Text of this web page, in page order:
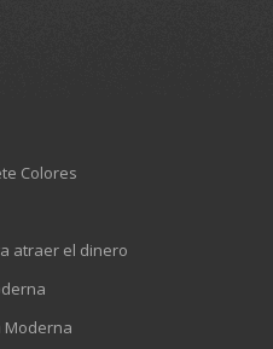
Colores
atraer el dinero
Moderna